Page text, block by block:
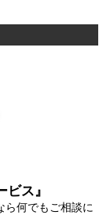
ビス』
ら何でもご相談に